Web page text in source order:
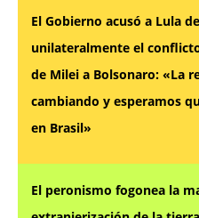
El Gobierno acusó a Lula
unilateralmente el
de Milei a Bolsonaro: «La
cambiando y esperamos
en Brasil»
El peronismo fogonea la